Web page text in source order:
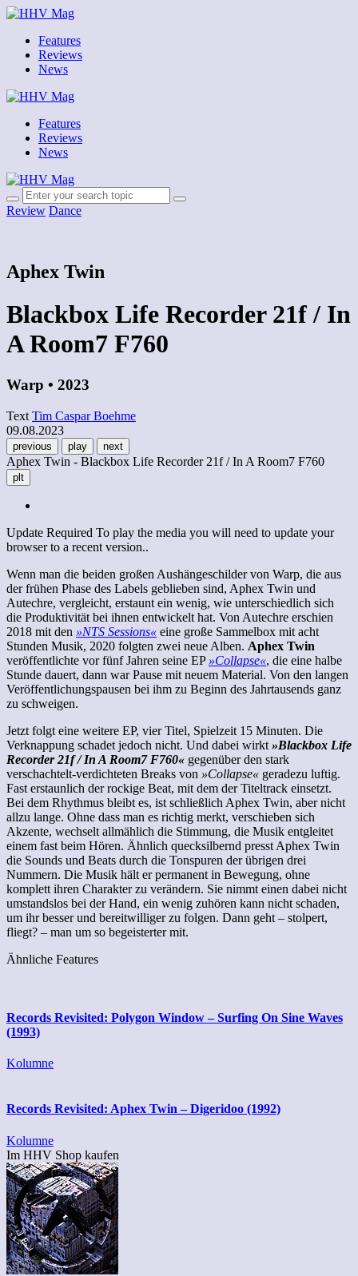
Features
Reviews
News
Features
Reviews
News
Review Dance
Aphex Twin
Blackbox Life Recorder 21f / In
A Room7 F760
Warp • 2023
Text Tim Caspar Boehme
09.08.2023
previous play next
Aphex Twin - Blackbox Life Recorder 21f / In A Room7 F760
plt
Update Required To play the media you will need to update your
browser to a recent version..
Wenn man die beiden großen Aushängeschilder von Warp, die aus
der frühen Phase des Labels geblieben sind, Aphex Twin und
Autechre, vergleicht, erstaunt ein wenig, wie unterschiedlich sich
die Produktivität bei ihnen entwickelt hat. Von Autechre erschien
2018 mit den »NTS Sessions« eine große Sammelbox mit acht
Stunden Musik, 2020 folgten zwei neue Alben. Aphex Twin
veröffentlichte vor fünf Jahren seine EP »Collapse«, die eine halbe
Stunde dauert, dann war Pause mit neuem Material. Von den langen
Veröffentlichungspausen bei ihm zu Beginn des Jahrtausends ganz
zu schweigen.
Jetzt folgt eine weitere EP, vier Titel, Spielzeit 15 Minuten. Die
Verknappung schadet jedoch nicht. Und dabei wirkt »Blackbox Life
Recorder 21f / In A Room7 F760« gegenüber den stark
verschachtelt-verdichteten Breaks von »Collapse« geradezu luftig.
Fast erstaunlich der rockige Beat, mit dem der Titeltrack einsetzt.
Bei dem Rhythmus bleibt es, ist schließlich Aphex Twin, aber nicht
allzu lange. Ohne dass man es richtig merkt, verschieben sich
Akzente, wechselt allmählich die Stimmung, die Musik entgleitet
einem fast beim Hören. Ähnlich quecksilbernd presst Aphex Twin
die Sounds und Beats durch die Tonspuren der übrigen drei
Nummern. Die Musik hält er permanent in Bewegung, ohne
komplett ihren Charakter zu verändern. Sie nimmt einen dabei nicht
umstandslos bei der Hand, ein wenig zuhören kann nicht schaden,
um ihr besser und bereitwilliger zu folgen. Dann geht – stolpert,
fliegt? – man um so begeisterter mit.
Ähnliche Features
Records Revisited: Polygon Window – Surfing On Sine Waves
(1993)
Kolumne
Records Revisited: Aphex Twin – Digeridoo (1992)
Kolumne
Im HHV Shop kaufen